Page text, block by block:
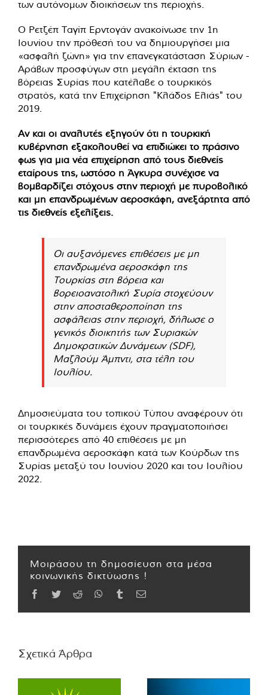
των αυτόνομων διοικήσεων της περιοχής.
Ο Ρετζέπ Ταγίπ Ερντογάν ανακοίνωσε την 1η
Ιουνίου την πρόθεσή του να δημιουργήσει μια
«ασφαλή ζώνη» για την επανεγκατάσταση Σύριων -
Αράβων προσφύγων στη μεγάλη έκταση της
βόρειας Συρίας που κατέλαβε ο τουρκικός
στρατός, κατά την Επιχείρηση "Κλάδος Ελιάς" του
2019.
Αν και οι αναλυτές εξηγούν ότι η τουρκική
κυβέρνηση εξακολουθεί να επιδιώκει το πράσινο
φως για μια νέα επιχείρηση από τους διεθνείς
εταίρους της, ωστόσο η Άγκυρα συνέχισε να
βομβαρδίζει στόχους στην περιοχή με πυροβολικό
και μη επανδρωμένων αεροσκάφη, ανεξάρτητα από
τις διεθνείς εξελίξεις.
Οι αυξανόμενες επιθέσεις με μη
επανδρωμένα αεροσκάφη της
Τουρκίας στη βόρεια και
βορειοανατολική Συρία στοχεύουν
στην αποσταθεροποίηση της
ασφάλειας στην περιοχή, δήλωσε ο
γενικός διοικητής των Συριακών
Δημοκρατικών Δυνάμεων (SDF),
Μαζλούμ Άμπντι, στα τέλη του
Ιουλίου.
Δημοσιεύματα του τοπικού Τύπου αναφέρουν ότι
οι τουρκικές δυνάμεις έχουν πραγματοποιήσει
περισσότερες από 40 επιθέσεις με μη
επανδρωμένα αεροσκάφη κατά των Κούρδων της
Συρίας μεταξύ του Ιουνίου 2020 και του Ιουλίου
2022.
Μοιράσου τη δημοσίευση στα μέσα
κοινωνικής δικτύωσης !
Facebook
TwitterReddit WhatsApp
TumblrEmail
Σχετικά Άρθρα